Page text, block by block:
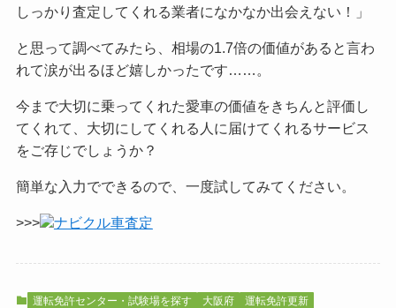
しっかり査定してくれる業者になかなか出会えない！」
と思って調べてみたら、相場の1.7倍の価値があると言わ
れて涙が出るほど嬉しかったです……。
今まで大切に乗ってくれた愛車の価値をきちんと評価し
てくれて、大切にしてくれる人に届けてくれるサービス
をご存じでしょうか？
簡単な入力でできるので、一度試してみてください。
>>> ナビクル車査定
運転免許センター・試験場を探す 大阪府 運転免許更新